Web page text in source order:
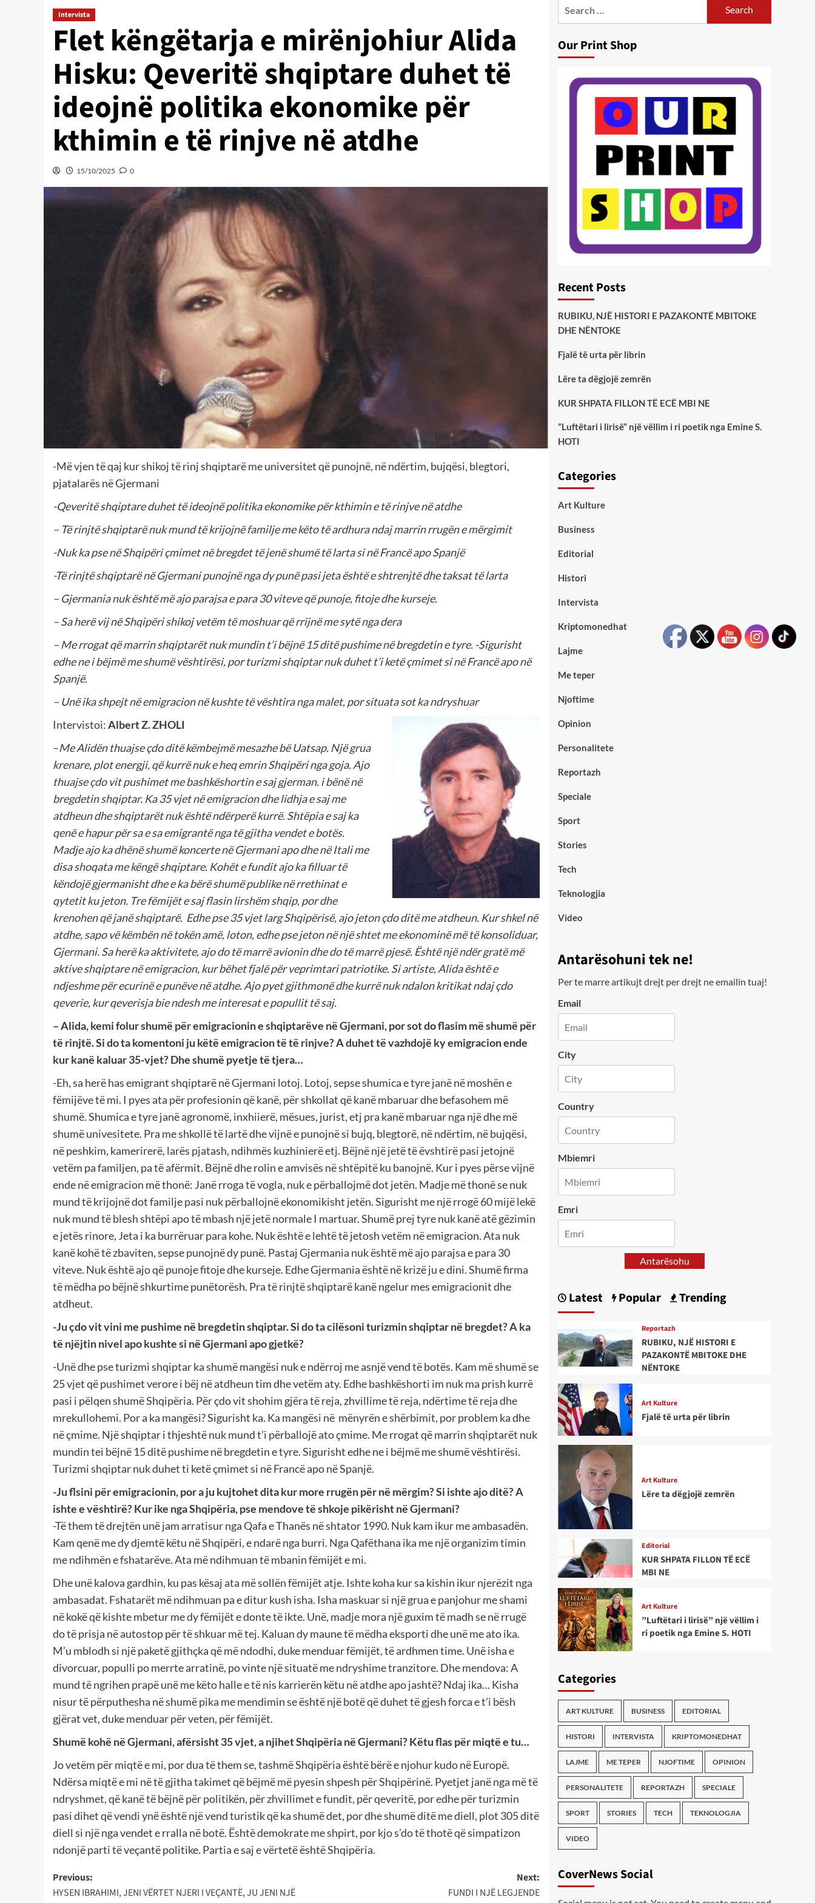
Intervista
Flet këngëtarja e mirënjohiur Alida
Hisku: Qeveritë shqiptare duhet të
ideojnë politika ekonomike për
kthimin e të rinjve në atdhe
15/10/2025 0
-Më vjen të qaj kur shikoj të rinj shqiptarë me universitet që punojnë, në ndërtim, bujqësi, blegtori,
pjatalarës në Gjermani
-Qeveritë shqiptare duhet të ideojnë politika ekonomike për kthimin e të rinjve në atdhe
– Të rinjtë shqiptarë nuk mund të krijojnë familje me këto të ardhura ndaj marrin rrugën e mërgimit
-Nuk ka pse në Shqipëri çmimet në bregdet të jenë shumë të larta si në Francë apo Spanjë
-Të rinjtë shqiptarë në Gjermani punojnë nga dy punë pasi jeta është e shtrenjtë dhe taksat të larta
– Gjermania nuk është më ajo parajsa e para 30 viteve që punoje, fitoje dhe kurseje.
– Sa herë vij në Shqipëri shikoj vetëm të moshuar që rrijnë me sytë nga dera
– Me rrogat që marrin shqiptarët nuk mundin t’i bëjnë 15 ditë pushime në bregdetin e tyre. -Sigurisht
edhe ne i bëjmë me shumë vështirësi, por turizmi shqiptar nuk duhet t’i ketë çmimet si në Francë apo në
Spanjë.
– Unë ika shpejt në emigracion në kushte të vështira nga malet, por situata sot ka ndryshuar
Intervistoi:Albert Z. ZHOLI
–Me Alidën thuajse çdo ditë këmbejmë mesazhe bë Uatsap. Një grua
krenare, plot energji, që kurrë nuk e heq emrin Shqipëri nga goja. Ajo
thuajse çdo vit pushimet me bashkëshortin e saj gjerman. i bënë në
bregdetin shqiptar. Ka 35 vjet në emigracion dhe lidhja e saj me
atdheun dhe shqiptarët nuk është ndërperë kurrë. Shtëpia e saj ka
qenë e hapur për sa e sa emigrantë nga të gjitha vendet e botës.
Madje ajo ka dhënë shumë koncerte në Gjermani apo dhe në Itali me
disa shoqata me këngë shqiptare. Kohët e fundit ajo ka filluar të
këndojë gjermanisht dhe e ka bërë shumë publike në rrethinat e
qytetit ku jeton. Tre fëmijët e saj flasin lirshëm shqip, por dhe
krenohen që janë shqiptarë. Edhe pse 35 vjet larg Shqipërisë, ajo jeton çdo ditë me atdheun. Kur shkel në
atdhe, sapo vë këmbën në tokën amë, loton, edhe pse jeton në një shtet me ekonominë më të konsoliduar,
Gjermani. Sa herë ka aktivitete, ajo do të marrë avionin dhe do të marrë pjesë. Është një ndër gratë më
aktive shqiptare në emigracion, kur bëhet fjalë për veprimtari patriotike. Si artiste, Alida është e
ndjeshme për ecurinë e punëve në atdhe. Ajo pyet gjithmonë dhe kurrë nuk ndalon kritikat ndaj çdo
qeverie, kur qeverisja bie ndesh me interesat e popullit të saj.
–Alida, kemi folur shumë për emigracionin e shqiptarëve në Gjermani, por sot do flasim më shumë për
të rinjtë. Si do ta komentoni ju këtë emigracion të të rinjve? A duhet të vazhdojë ky emigracion ende
kur kanë kaluar 35-vjet? Dhe shumë pyetje të tjera…
-Eh, sa herë has emigrant shqiptarë në Gjermani lotoj. Lotoj, sepse shumica e tyre janë në moshën e
fëmijëve të mi. I pyes ata për profesionin që kanë, për shkollat që kanë mbaruar dhe befasohem më
shumë. Shumica e tyre janë agronomë, inxhiierë, mësues, jurist, etj pra kanë mbaruar nga një dhe më
shumë univesitete. Pra me shkollë të lartë dhe vijnë e punojnë si bujq, blegtorë, në ndërtim, në bujqësi,
në peshkim, kamerirerë, larës pjatash, ndihmës kuzhinierë etj. Bëjnë një jetë të ëvshtirë pasi jetojnë
vetëm pa familjen, pa të afërmit. Bëjnë dhe rolin e amvisës në shtëpitë ku banojnë. Kur i pyes përse vijnë
ende në emigracion më thonë: Janë rroga të vogla, nuk e përballojmë dot jetën. Madje më thonë se nuk
mund të krijojnë dot familje pasi nuk përballojnë ekonomikisht jetën. Sigurisht me një rrogë 60 mijë lekë
nuk mund të blesh shtëpi apo të mbash një jetë normale I martuar. Shumë prej tyre nuk kanë atë gëzimin
e jetës rinore, Jeta i ka burrëruar para kohe. Nuk është e lehtë të jetosh vetëm në emigracion. Ata nuk
kanë kohë të zbaviten, sepse punojnë dy punë. Pastaj Gjermania nuk është më ajo parajsa e para 30
viteve. Nuk është ajo që punoje fitoje dhe kurseje. Edhe Gjermania është në krizë ju e dini. Shumë firma
të mëdha po bëjnë shkurtime punëtorësh. Pra të rinjtë shqiptarë kanë ngelur mes emigracionit dhe
atdheut.
-Ju çdo vit vini me pushime në bregdetin shqiptar. Si do ta cilësoni turizmin shqiptar në bregdet? A ka
të njëjtin nivel apo kushte si në Gjermani apo gjetkë?
-Unë dhe pse turizmi shqiptar ka shumë mangësi nuk e ndërroj me asnjë vend të botës. Kam më shumë se
25 vjet që pushimet verore i bëj në atdheun tim dhe vetëm aty. Edhe bashkëshorti im nuk ma prish kurrë
pasi i pëlqen shumë Shqipëria. Për çdo vit shohim gjëra të reja, zhvillime të reja, ndërtime të reja dhe
mrekullohemi. Por a ka mangësi? Sigurisht ka. Ka mangësi në mënyrën e shërbimit, por problem ka dhe
në çmime. Një shqiptar i thjeshtë nuk mund t’i përballojë ato çmime. Me rrogat që marrin shqiptarët nuk
mundin tei bëjnë 15 ditë pushime në bregdetin e tyre. Sigurisht edhe ne i bëjmë me shumë vështirësi.
Turizmi shqiptar nuk duhet ti ketë çmimet si në Francë apo në Spanjë.
-Ju flsini për emigracionin, por a ju kujtohet dita kur more rrugën për në mërgim? Si ishte ajo ditë? A
ishte e vështirë? Kur ike nga Shqipëria, pse mendove të shkoje pikërisht në Gjermani?
-Të them të drejtën unë jam arratisur nga Qafa e Thanës në shtator 1990. Nuk kam ikur me ambasadën.
Kam qenë me dy djemtë këtu në Shqipëri, e ndarë nga burri. Nga Qafëthana ika me një organizim timin
me ndihmën e fshatarëve. Ata më ndihmuan të mbanin fëmijët e mi.
Dhe unë kalova gardhin, ku pas kësaj ata më sollën fëmijët atje. Ishte koha kur sa kishin ikur njerëzit nga
ambasadat. Fshatarët më ndihmuan pa e ditur kush isha. Isha maskuar si një grua e panjohur me shami
në kokë që kishte mbetur me dy fëmijët e donte të ikte. Unë, madje mora një guxim të madh se në rrugë
do të prisja në autostop për të shkuar më tej. Kaluan dy maune të mëdha eksporti dhe unë me ato ika.
M’u mblodh si një paketë gjithçka që më ndodhi, duke menduar fëmijët, të ardhmen time. Unë isha e
divorcuar, populli po merrte arratinë, po vinte një situatë me ndryshime tranzitore. Dhe mendova: A
mund të ngrihen prapë unë me këto halle e të nis karrierën këtu në atdhe apo jashtë? Ndaj ika… Kisha
nisur të përputhesha në shumë pika me mendimin se është një botë që duhet të gjesh forca e t’i bësh
gjërat vet, duke menduar për veten, për fëmijët.
Shumë kohë në Gjermani, afërsisht 35 vjet, a njihet Shqipëria në Gjermani? Këtu flas për miqtë e tu…
Jo vetëm për miqtë e mi, por dua të them se, tashmë Shqipëria është bërë e njohur kudo në Europë.
Ndërsa miqtë e mi në të gjitha takimet që bëjmë më pyesin shpesh për Shqipërinë. Pyetjet janë nga më të
ndryshmet, që kanë të bëjnë për politikën, për zhvillimet e fundit, për qeveritë, por edhe për turizmin
pasi dihet që vendi ynë është një vend turistik që ka shumë det, por dhe shumë ditë me diell, plot 305 ditë
diell si një nga vendet e rralla në botë. Është demokrate me shpirt, por kjo s’do të thotë që simpatizon
ndonjë parti të veçantë politike. Partia e saj e vërtetë është Shqipëria.
Post
Previous:
HYSEN IBRAHIMI, JENI VËRTET NJERI I VEÇANTË, JU JENI NJË
Next:
FUNDI I NJË LEGJENDE
Our Print Shop
Recent Posts
RUBIKU, NJË HISTORI E PAZAKONTË MBITOKE
DHE NËNTOKE
Fjalë të urta për librin
Lëre ta dëgjojë zemrën
KUR SHPATA FILLON TË ECË MBI NE
”Luftëtari i lirisë” një vëllim i ri poetik nga Emine S.
HOTI
Categories
Art Kulture
Business
Editorial
Histori
Intervista
Kriptomonedhat
Lajme
Me teper
Njoftime
Opinion
Personalitete
Reportazh
Speciale
Sport
Stories
Tech
Teknologjia
Video
Antarësohuni tek ne!
Per te marre artikujt drejt per drejt ne emailin tuaj!
Email
City
Country
Mbiemri
Emri
Antarësohu
Latest Popular Trending
Reportazh
RUBIKU, NJË HISTORI E
PAZAKONTË MBITOKE DHE
NËNTOKE
Art Kulture
Fjalë të urta për librin
Art Kulture
Lëre ta dëgjojë zemrën
Editorial
KUR SHPATA FILLON TË ECË
MBI NE
Art Kulture
”Luftëtari i lirisë” një vëllim i
ri poetik nga Emine S. HOTI
Categories
ART KULTURE BUSINESS EDITORIAL
HISTORI INTERVISTA KRIPTOMONEDHAT
LAJME ME TEPER NJOFTIME OPINION
PERSONALITETE REPORTAZH SPECIALE
SPORT STORIES TECH TEKNOLOGJIA
VIDEO
CoverNews Social